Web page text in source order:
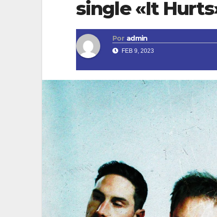
single «It
Por admin
FEB 9, 2023